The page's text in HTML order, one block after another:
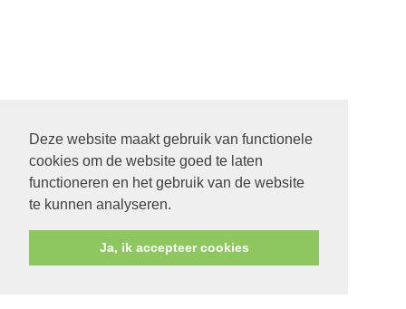
Deze website maakt gebruik van functionele
cookies om de website goed te laten
functioneren en het gebruik van de website
te kunnen analyseren.
Ja, ik accepteer cookies